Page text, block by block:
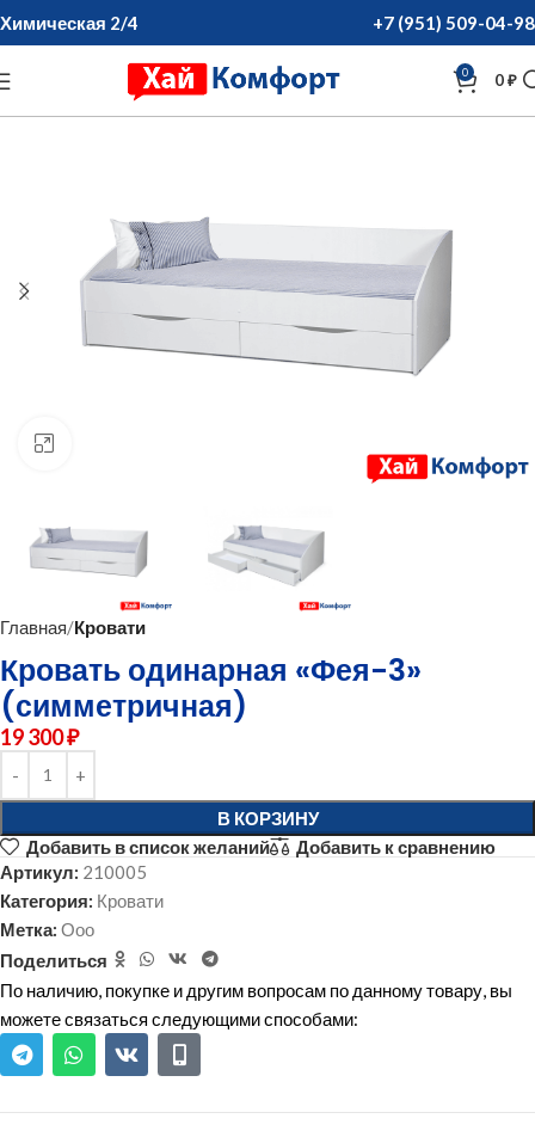
Химическая 2/4 +7 (951) 509-04-98
0 0₽
Главная Кровати
Кровать одинарная «Фея-3»
(симметричная)
19 300₽
В КОРЗИНУ
Добавить в список желаний
Добавить к сравнению
Артикул: 210005
Категория: Кровати
Метка: Ооо
Поделиться
По наличию, покупке и другим вопросам по данному товару, вы
можете связаться следующими способами: